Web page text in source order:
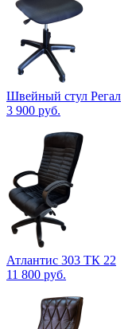
Швейный стул Регал
3 900 руб.
Атлантис 303 ТК 22
11 800 руб.